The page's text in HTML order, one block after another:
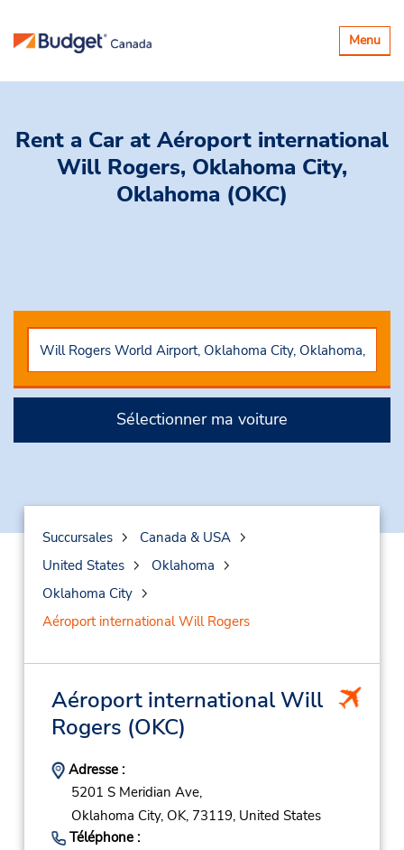
Basculer
la
Menu
Rent a Car at Aéroport international
Will Rogers, Oklahoma City,
Oklahoma (OKC)
Sélectionner ma voiture
Succursales
Canada & USA
United States
Oklahoma
Oklahoma City
Aéroport international Will Rogers
Aéroport international Will
Rogers (OKC)
Adresse :
5201 S Meridian Ave,
Oklahoma City, OK, 73119, United States
Téléphone :